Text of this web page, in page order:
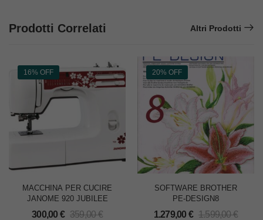
Prodotti Correlati Altri Prodotti
16% OFF
MACCHINA PER CUCIRE
JANOME 920 JUBILEE
300,00 € 359,00€
20% OFF
SOFTWARE BROTHER
PE-DESIGN8
1.279,00 € 1.599,00€